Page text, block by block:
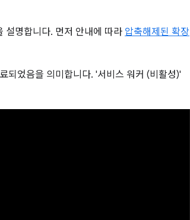
설명합니다. 먼저 안내에 따라 압축해제된 확장
되었음을 의미합니다. '서비스 워커 (비활성)'